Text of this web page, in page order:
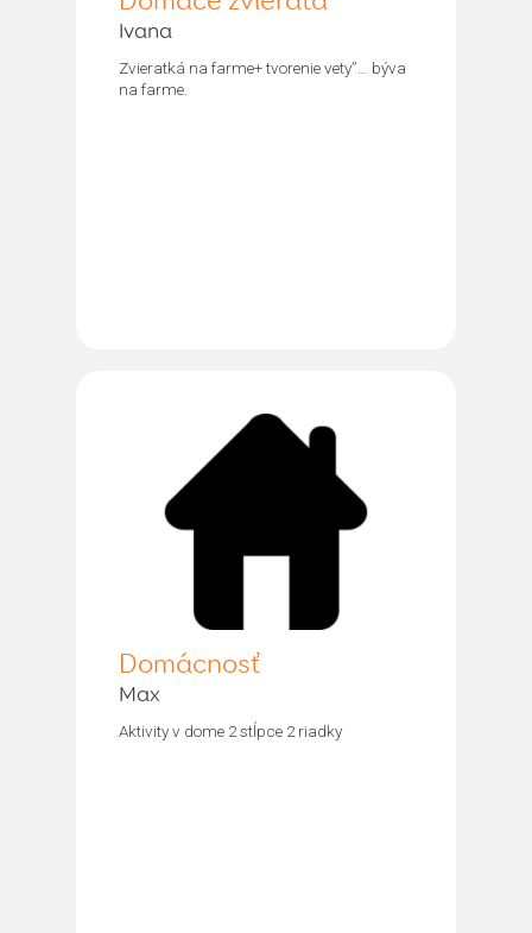
Ivana
Zvieratká na farme+ tvorenie vety”… býva
na farme.
Domácnosť
Max
Aktivity v dome 2 stĺpce 2 riadky